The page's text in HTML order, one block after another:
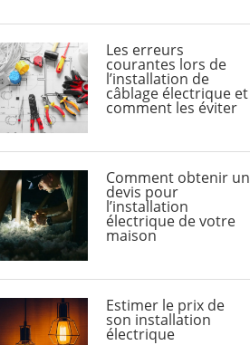
Les erreurs
courantes lors de
l’installation de
câblage électrique et
comment les éviter
Comment obtenir un
devis pour
l’installation
électrique de votre
maison
Estimer le prix de
son installation
électrique